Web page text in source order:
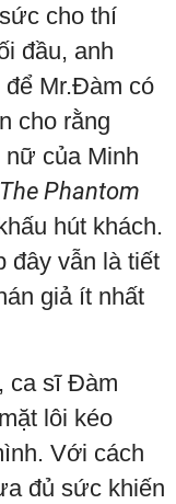
cho thí
đầu, anh
Mr.Đàm có
cho rằng
nữ của Minh
The Phantom
hút khách.
đây vẫn là tiết
giả ít nhất
ca sĩ Đàm
lôi kéo
Với cách
đủ sức khiến